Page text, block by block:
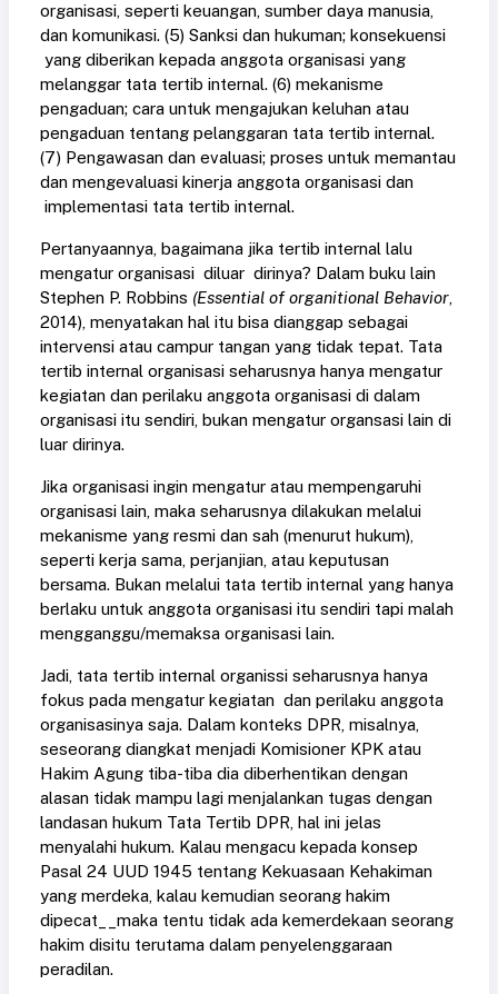
organisasi, seperti keuangan, sumber daya manusia,
dan komunikasi. (5) Sanksi dan hukuman; konsekuensi
yang diberikan kepada anggota organisasi yang
melanggar tata tertib internal. (6) mekanisme
pengaduan; cara untuk mengajukan keluhan atau
pengaduan tentang pelanggaran tata tertib internal.
(7) Pengawasan dan evaluasi; proses untuk memantau
dan mengevaluasi kinerja anggota organisasi dan
implementasi tata tertib internal.
Pertanyaannya, bagaimana jika tertib internal lalu
mengatur organisasi diluar dirinya? Dalam buku lain
Stephen P. Robbins (Essential of organitional Behavior,
2014), menyatakan hal itu bisa dianggap sebagai
intervensi atau campur tangan yang tidak tepat. Tata
tertib internal organisasi seharusnya hanya mengatur
kegiatan dan perilaku anggota organisasi di dalam
organisasi itu sendiri, bukan mengatur organsasi lain di
luar dirinya.
Jika organisasi ingin mengatur atau mempengaruhi
organisasi lain, maka seharusnya dilakukan melalui
mekanisme yang resmi dan sah (menurut hukum),
seperti kerja sama, perjanjian, atau keputusan
bersama. Bukan melalui tata tertib internal yang hanya
berlaku untuk anggota organisasi itu sendiri tapi malah
mengganggu/memaksa organisasi lain.
Jadi, tata tertib internal organissi seharusnya hanya
fokus pada mengatur kegiatan dan perilaku anggota
organisasinya saja. Dalam konteks DPR, misalnya,
seseorang diangkat menjadi Komisioner KPK atau
Hakim Agung tiba-tiba dia diberhentikan dengan
alasan tidak mampu lagi menjalankan tugas dengan
landasan hukum Tata Tertib DPR, hal ini jelas
menyalahi hukum. Kalau mengacu kepada konsep
Pasal 24 UUD 1945 tentang Kekuasaan Kehakiman
yang merdeka, kalau kemudian seorang hakim
dipecat__maka tentu tidak ada kemerdekaan seorang
hakim disitu terutama dalam penyelenggaraan
peradilan.